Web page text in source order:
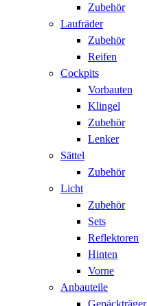
Zubehör
Laufräder
Zubehör
Reifen
Cockpits
Vorbauten
Klingel
Zubehör
Lenker
Sättel
Zubehör
Licht
Zubehör
Sets
Reflektoren
Hinten
Vorne
Anbauteile
Gepäckträger